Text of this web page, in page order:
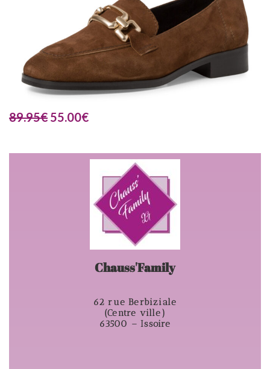
89.95€ 55.00€
Chauss'Family
62 rue Berbiziale
(Centre ville)
63500 – Issoire